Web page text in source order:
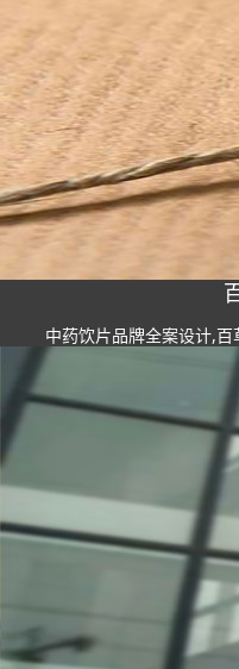
中药饮片品牌全案设计,